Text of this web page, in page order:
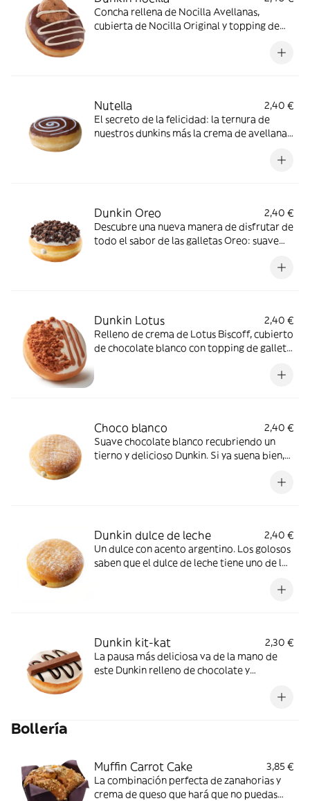
Concha rellena de Nocilla Avellanas,
cubierta de Nocilla Original y topping de
Nutella
2,40 €
El secreto de la felicidad: la ternura de
nuestros dunkins más la crema de avellanas
Dunkin Oreo
2,40 €
Descubre una nueva manera de disfrutar de
todo el sabor de las galletas Oreo: suave
Dunkin Lotus
2,40 €
Relleno de crema de Lotus Biscoff, cubierto
de chocolate blanco con topping de galleta
Choco blanco
2,40 €
Suave chocolate blanco recubriendo un
tierno y delicioso Dunkin. Si ya suena bien,
Dunkin dulce de leche
2,40 €
Un dulce con acento argentino. Los golosos
saben que el dulce de leche tiene uno de los
Dunkin kit-kat
2,30 €
La pausa más deliciosa va de la mano de
este Dunkin relleno de chocolate y
Bollería
Muffin Carrot Cake
3,85 €
La combinación perfecta de zanahorias y
crema de queso que hará que no puedas